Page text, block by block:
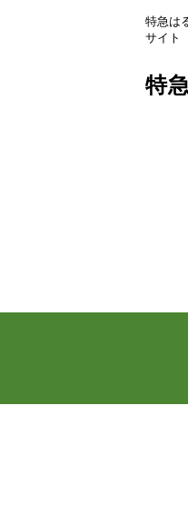
特急は
サイト
特